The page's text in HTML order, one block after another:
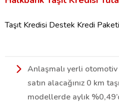
Taşıt Kredisi Destek Kredi
Anlaşmalı yerli
satın alacağınız 0 km
modellerde aylık